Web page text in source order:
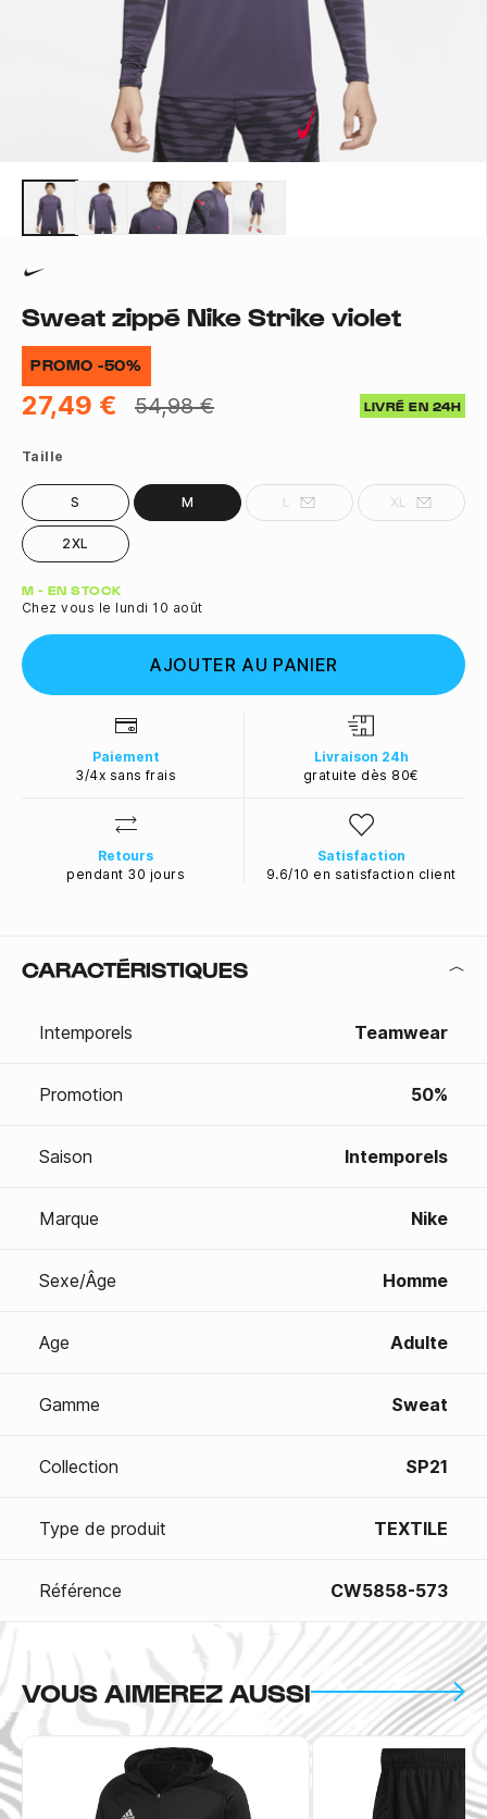
Sweat zippé Nike Strike violet
PROMO -50%
27,49 € 54,98 € LIVRÉ EN 24H
Taille
S M L XL
2XL
Quantité
M - EN STOCK
Chez vous le lundi 10 août
AJOUTER AU PANIER
Paiement
3/4x sans frais
Livraison 24h
gratuite dès 80€
Retours
pendant 30 jours
Satisfaction
9.6/10 en satisfaction client
CARACTÉRISTIQUES
Intemporels Teamwear
Promotion 50%
Saison Intemporels
Marque Nike
Sexe/Âge Homme
Age Adulte
Gamme Sweat
Collection SP21
Type de produit TEXTILE
Référence CW5858-573
VOUS AIMEREZ AUSSI